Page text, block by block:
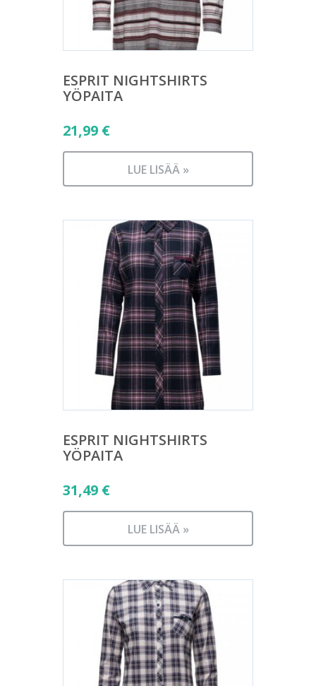
ESPRIT NIGHTSHIRTS
YÖPAITA
21,99 €
LUE LISÄÄ »
ESPRIT NIGHTSHIRTS
YÖPAITA
31,49 €
LUE LISÄÄ »